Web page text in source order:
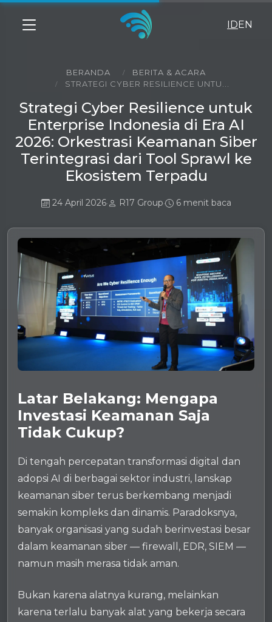
IDEN
BERANDA
BERITA & ACARA
STRATEGI CYBER RESILIENCE UNTU...
Strategi Cyber Resilience untuk
Enterprise Indonesia di Era AI
2026: Orkestrasi Keamanan Siber
Terintegrasi dari Tool Sprawl ke
Ekosistem Terpadu
24 April 2026• R17 Group• 6 menit baca
Latar Belakang: Mengapa
Investasi Keamanan Saja
Tidak Cukup?
Di tengah percepatan transformasi digital dan
adopsi AI di berbagai sektor industri, lanskap
keamanan siber terus berkembang menjadi
semakin kompleks dan dinamis. Paradoksnya,
banyak organisasi yang sudah berinvestasi besar
dalam keamanan siber — firewall, EDR, SIEM —
namun masih merasa tidak aman.
Bukan karena alatnya kurang, melainkan
karena terlalu banyak alat yang bekerja secara